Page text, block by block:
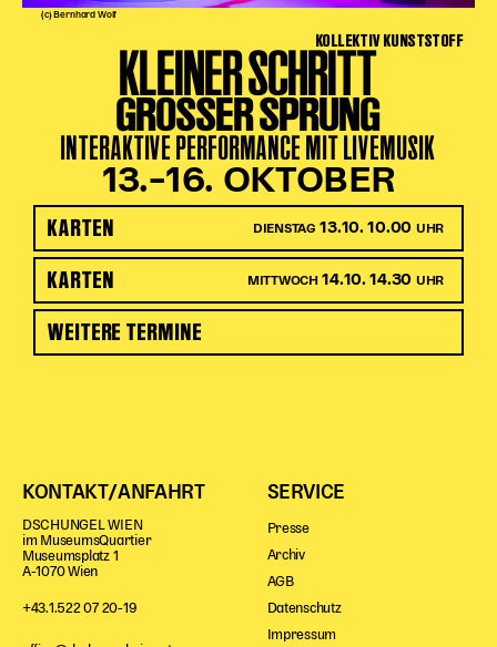
(c) Bernhard Wolf
KOLLEKTIV KUNSTSTOFF
KLEINER SCHRITT
GROSSER SPRUNG
INTERAKTIVE PERFORMANCE MIT LIVEMUSIK
13.–16. OKTOBER
KARTEN DIENSTAG 13.10. 10.00 UHR
KARTEN MITTWOCH14.10. 14.30 UHR
WEITERE TERMINE
KONTAKT/ANFAHRT
DSCHUNGEL WIEN
im MuseumsQuartier
Museumsplatz 1
A-1070 Wien
+43.1.522 07 20-19
SERVICE
Presse
Archiv
AGB
Datenschutz
Impressum